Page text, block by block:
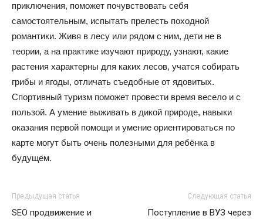
приключения, поможет почувствовать себя
самостоятельным, испытать прелесть походной
романтики. Живя в лесу или рядом с ним, дети не в
теории, а на практике изучают природу, узнают, какие
растения характерны для каких лесов, учатся собирать
грибы и ягоды, отличать съедобные от ядовитых.
Спортивный туризм поможет провести время весело и с
пользой. А умение выживать в дикой природе, навыки
оказания первой помощи и умение ориентироваться по
карте могут быть очень полезными для ребёнка в
будущем.
Предыдущая статья
SEO продвижение и
Следующая статья
Поступление в ВУЗ через